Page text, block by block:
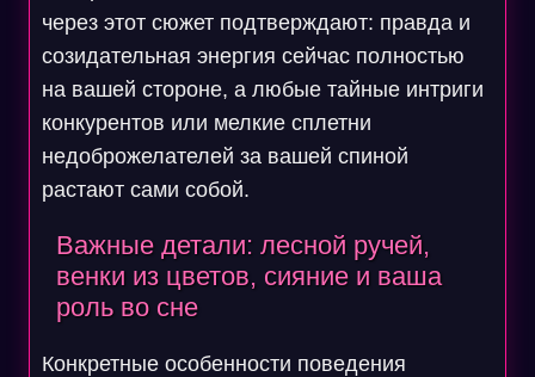
через этот сюжет подтверждают: правда и
созидательная энергия сейчас полностью
на вашей стороне, а любые тайные интриги
конкурентов или мелкие сплетни
недоброжелателей за вашей спиной
растают сами собой.
Важные детали: лесной ручей,
венки из цветов, сияние и ваша
роль во сне
Конкретные особенности поведения